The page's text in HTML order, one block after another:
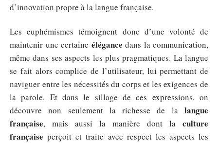
d’innovation propre à la langue française.
Les euphémismes témoignent donc d’une volonté de
maintenir une certaine élégance dans la communication,
même dans ses aspects les plus pragmatiques. La langue
se fait alors complice de l’utilisateur, lui permettant de
naviguer entre les nécessités du corps et les exigences de
la parole. Et dans le sillage de ces expressions, on
découvre non seulement la richesse de la langue
française, mais aussi la manière dont la culture
française perçoit et traite avec respect les aspects les